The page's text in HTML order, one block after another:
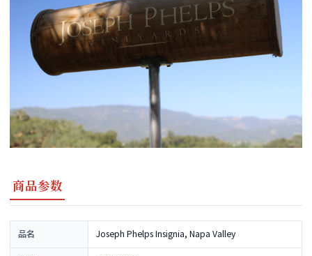
商品参数
品名 Joseph Phelps Insignia, Napa Valley